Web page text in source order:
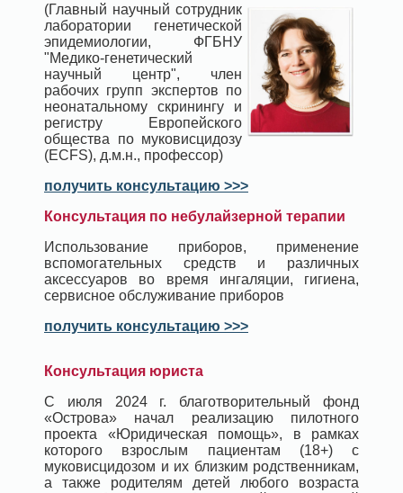
(Главный научный сотрудник
лаборатории генетической
эпидемиологии, ФГБНУ
"Медико-генетический
научный центр", член
рабочих групп экспертов по
неонатальному скринингу и
регистру Европейского
общества по муковисцидозу
(ECFS), д.м.н., профессор)
получить консультацию >>>
Консультация по небулайзерной терапии
Использование приборов, применение
вспомогательных средств и различных
аксессуаров во время ингаляции, гигиена,
сервисное обслуживание приборов
получить консультацию >>>
Консультация юриста
С июля 2024 г. благотворительный фонд
«Острова» начал реализацию пилотного
проекта «Юридическая помощь», в рамках
которого взрослым пациентам (18+) с
муковисцидозом и их близким родственникам,
а также родителям детей любого возраста